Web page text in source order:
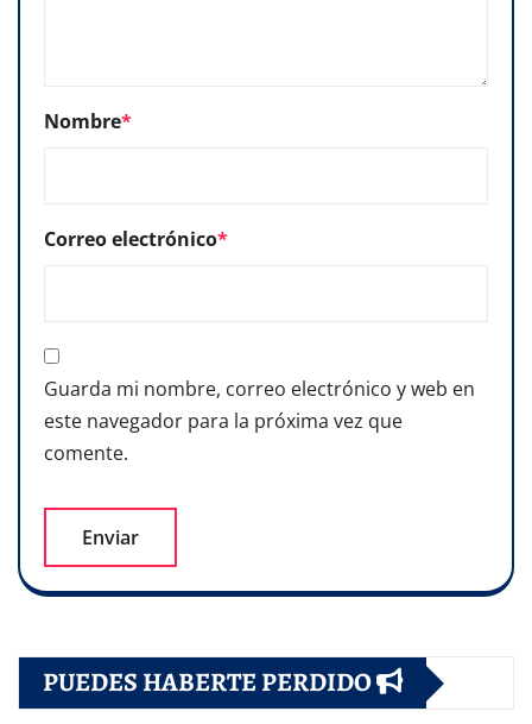
Nombre*
Correo electrónico*
Guarda mi nombre, correo electrónico y web en
este navegador para la próxima vez que
comente.
PUEDES HABERTE PERDIDO